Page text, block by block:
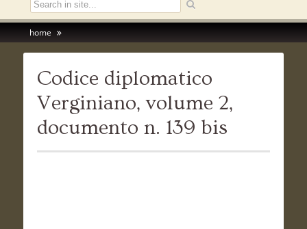
home
Codice diplomatico
Verginiano, volume 2,
documento n. 139 bis